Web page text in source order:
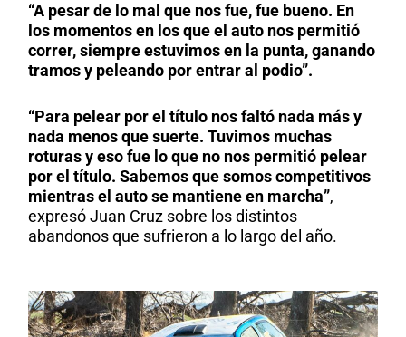
“A pesar de lo mal que nos fue, fue bueno. En
los momentos en los que el auto nos permitió
correr, siempre estuvimos en la punta, ganando
tramos y peleando por entrar al podio”.
“Para pelear por el título nos faltó nada más y
nada menos que suerte. Tuvimos muchas
roturas y eso fue lo que no nos permitió pelear
por el título. Sabemos que somos competitivos
mientras el auto se mantiene en marcha”,
expresó Juan Cruz sobre los distintos
abandonos que sufrieron a lo largo del año.